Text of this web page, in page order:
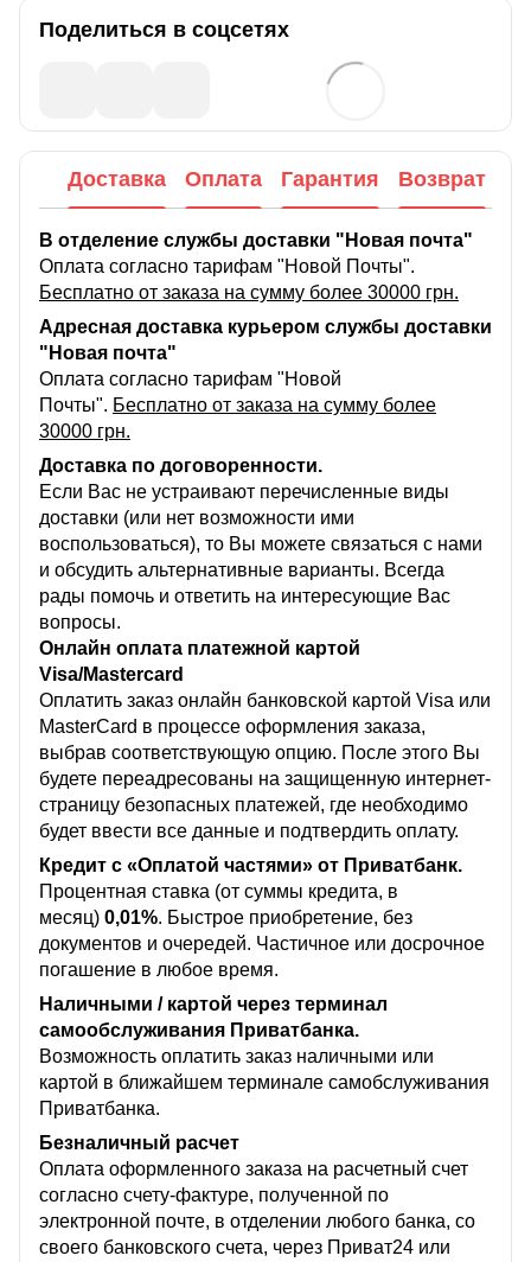
Поделиться в соцсетях
Доставка Оплата Гарантия Возврат
В отделение службы доставки "Новая почта"
Оплата согласно тарифам "Новой Почты".
Бесплатно от заказа на сумму более 30000 грн.
Адресная доставка курьером службы доставки
"Новая почта"
Оплата согласно тарифам "Новой
Почты". Бесплатно от заказа на сумму более
30000 грн.
Доставка по договоренности.
Если Вас не устраивают перечисленные виды
доставки (или нет возможности ими
воспользоваться), то Вы можете связаться с нами
и обсудить альтернативные варианты. Всегда
рады помочь и ответить на интересующие Вас
вопросы.
Онлайн оплата платежной картой
Visa/Mastercard
Оплатить заказ онлайн банковской картой Visa или
MasterCard в процессе оформления заказа,
выбрав соответствующую опцию. После этого Вы
будете переадресованы на защищенную интернет-
страницу безопасных платежей, где необходимо
будет ввести все данные и подтвердить оплату.
Кредит с «Оплатой частями» от Приватбанк.
Процентная ставка (от суммы кредита, в
месяц) 0,01%. Быстрое приобретение, без
документов и очередей. Частичное или досрочное
погашение в любое время.
Наличными / картой через терминал
самообслуживания Приватбанка.
Возможность оплатить заказ наличными или
картой в ближайшем терминале самобслуживания
Приватбанка.
Безналичный расчет
Оплата оформленного заказа на расчетный счет
согласно счету-фактуре, полученной по
электронной почте, в отделении любого банка, со
своего банковского счета, через Приват24 или